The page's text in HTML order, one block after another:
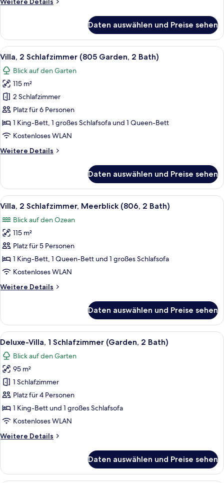
Bath)
1
Schlafzimmer
(2203
Garden,
2
Bath)
Daten auswählen und Preise sehen
Alle
Fotos
für
Villa,
2 Schlafzimmer
(805
Garden,
2
anzeigen
Eine offene Terrasse mit Esstisch
10
Villa, 2 Schlafzimmer (805 Garden, 2 Bath)
Blick auf den Garten
115 m²
2 Schlafzimmer
Platz für 6 Personen
1 King-Bett, 1 großes Schlafsofa und 1 Queen-Bett
Kostenloses WLAN
Weitere Details
Weitere
2 Schlafzimmer
(805
Garden,
Bath)
Daten auswählen und Preise sehen
Alle
Fotos
für
Villa,
2 Schlafzimmer,
Meerblick
(806,
Bath)
Eine Terrasse im Freien mit Tisch
15
Villa, 2 Schlafzimmer, Meerblick (806, 2 Bath)
Blick auf den Ozean
115 m²
Platz für 5 Personen
1 King-Bett, 1 Queen-Bett und 1 großes Schlafsofa
Kostenloses WLAN
Weitere Details
Weitere
2 Schlafzimmer,
Meerblick
(806,
Bath)
Daten auswählen und Preise sehen
Alle
Fotos
für
Deluxe-
Villa,
1
Schlafzimmer
(Garden,
Bath)
Ein großzügiger Wohnbereich mit
13
Deluxe-Villa, 1 Schlafzimmer (Garden, 2 Bath)
Blick auf den Garten
95 m²
1 Schlafzimmer
Platz für 4 Personen
1 King-Bett und 1 großes Schlafsofa
Kostenloses WLAN
Weitere Details
Weitere
Villa,
Daten auswählen und Preise sehen